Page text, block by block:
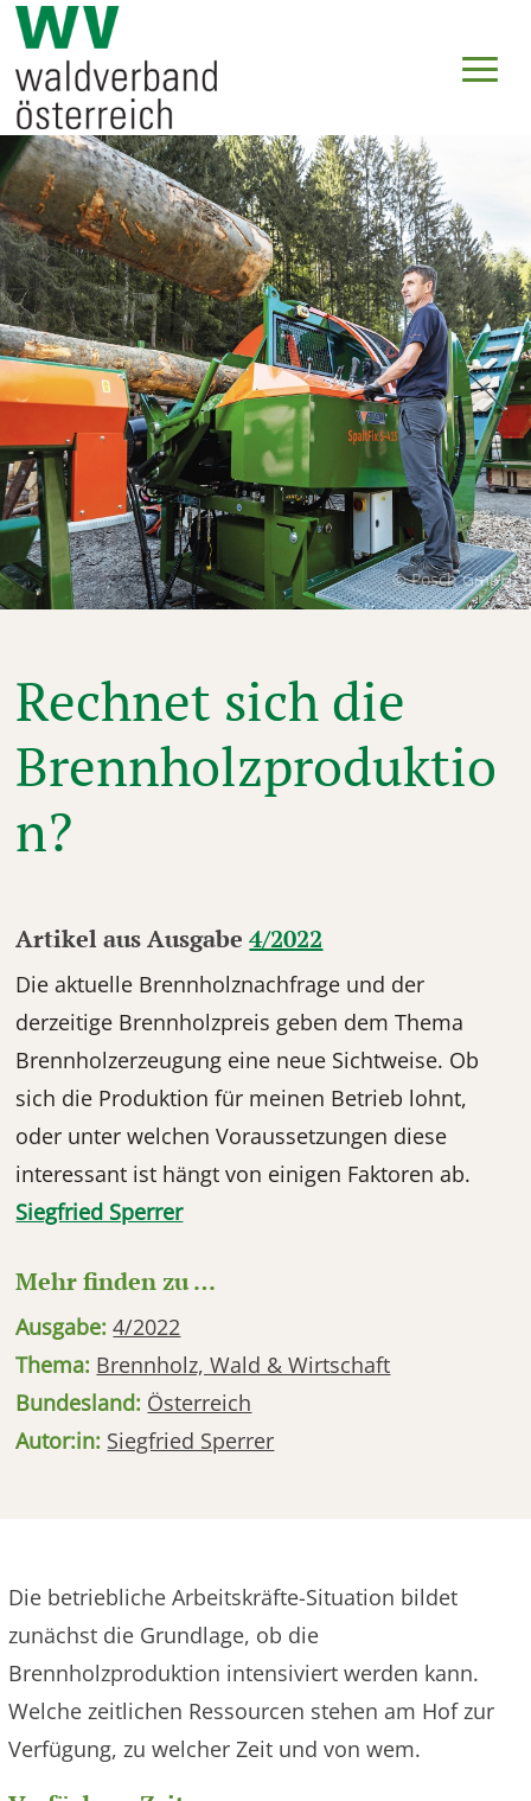
© Posch GmbH
Rechnet sich die
Brennholzproduktio
n?
Artikel aus Ausgabe4/2022
Die aktuelle Brennholznachfrage und der
derzeitige Brennholzpreis geben dem Thema
Brennholzerzeugung eine neue Sichtweise. Ob
sich die Produktion für meinen Betrieb lohnt,
oder unter welchen Voraussetzungen diese
interessant ist hängt von einigen Faktoren ab.
Siegfried Sperrer
Mehr finden zu …
Ausgabe: 4/2022
Thema: Brennholz, Wald & Wirtschaft
Bundesland: Österreich
Autor:in: Siegfried Sperrer
Die betriebliche Arbeitskräfte-Situation bildet
zunächst die Grundlage, ob die
Brennholzproduktion intensiviert werden kann.
Welche zeitlichen Ressourcen stehen am Hof zur
Verfügung, zu welcher Zeit und von wem.